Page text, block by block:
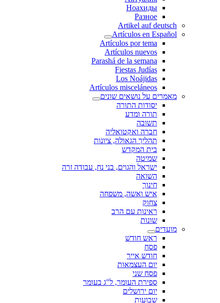
Ноахиды
Разное
Artikel auf deutsch
Artículos en Español
Artículos por tema
Artículos nuevos
Parashá de la semana
Fiestas Judías
Los Noájidas
Artículos misceláneos
מאמרים על נושאים שונים
יסודות התורה
תורה ומדע
תשובה
חברה ואקטואליה
תהליך הגאולה, ציונות
בית המקדש
שמיטה
ישראל והגוים, בני נח, עבודה זרה
השואה
חינוך
איש ואשה, משפחה
צחוק
ראינות עם הרב
שונות
מועדים
ראש חודש
פסח
חודש אייר
יום העצמאות
פסח שני
ספירת העומר, ל"ג בעומר
יום ירושלים
שבועות